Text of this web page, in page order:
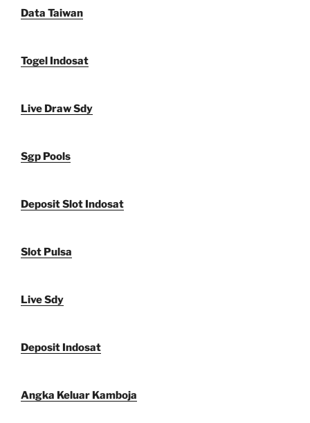
Data Taiwan
Togel Indosat
Live Draw Sdy
Sgp Pools
Deposit Slot Indosat
Slot Pulsa
Live Sdy
Deposit Indosat
Angka Keluar Kamboja